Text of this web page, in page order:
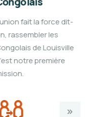
L’actualité en RDC est
mouvante et continue.
Vous trouverez ici les
faits saillants de cette
actualité.